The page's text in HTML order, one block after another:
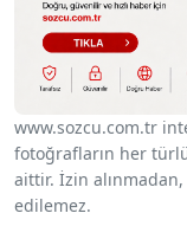
www.sozcu.com.tr
fotoğrafların her
aittir. İzin
edilemez.